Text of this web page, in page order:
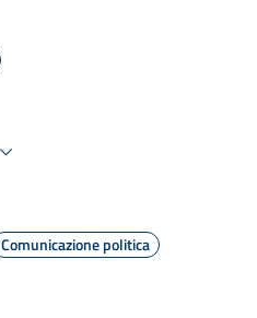
Comunicazione politica